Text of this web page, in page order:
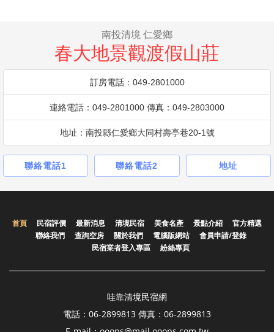
南投清境 仁愛鄉
春大地景觀渡假山莊
訂房電話：049-2801000
連絡電話：049-2801000 傳真：049-2803000
地址：南投縣仁愛鄉大同村壽亭巷20-1號
聯絡電話1 聯絡電話2 地址
首頁 民宿評價 最新消息 清境民宿 美食名產 景點介紹
官方精選
聯絡我們
查詢空房 關於我們 電腦版網站
會員申請/登錄
民宿業者登入專區
紛絲專頁
哇靠清境民宿網
電話：06-2899813 傳真：06-2899813